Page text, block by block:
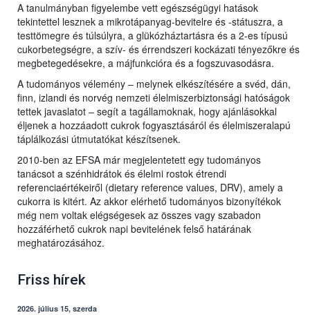
A tanulmányban figyelembe vett egészségügyi hatások
tekintettel lesznek a mikrotápanyag-bevitelre és -státuszra, a
testtömegre és túlsúlyra, a glükózháztartásra és a 2-es típusú
cukorbetegségre, a szív- és érrendszeri kockázati tényezőkre és
megbetegedésekre, a májfunkcióra és a fogszuvasodásra.
A tudományos vélemény – melynek elkészítésére a svéd, dán,
finn, izlandi és norvég nemzeti élelmiszerbiztonsági hatóságok
tettek javaslatot – segít a tagállamoknak, hogy ajánlásokkal
éljenek a hozzáadott cukrok fogyasztásáról és élelmiszeralapú
táplálkozási útmutatókat készítsenek.
2010-ben az EFSA már megjelentetett egy tudományos
tanácsot a szénhidrátok és élelmi rostok étrendi
referenciaértékeiről (dietary reference values, DRV), amely a
cukorra is kitért. Az akkor elérhető tudományos bizonyítékok
még nem voltak elégségesek az összes vagy szabadon
hozzáférhető cukrok napi bevitelének felső határának
meghatározásához.
Friss hírek
2026. július 15, szerda